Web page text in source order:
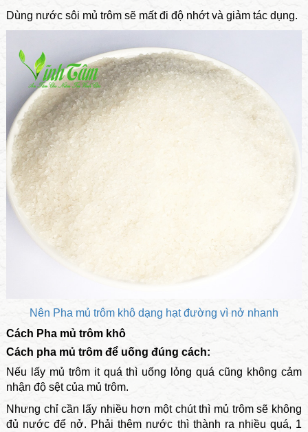
Dùng nước sôi mủ trôm sẽ mất đi độ nhớt và giảm tác dụng.
Nên Pha mủ trôm khô dạng hạt đường vì nở nhanh
Cách Pha mủ trôm khô
Cách pha mủ trôm để uống đúng cách:
Nếu lấy mủ trôm it quá thì uống lỏng quá cũng không cảm
nhận độ sệt của mủ trôm.
Nhưng chỉ cần lấy nhiều hơn một chút thì mủ trôm sẽ không
đủ nước để nở. Phải thêm nước thì thành ra nhiều quá, 1